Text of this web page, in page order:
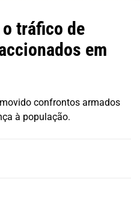
tráfico de
em
confrontos armados
à população.